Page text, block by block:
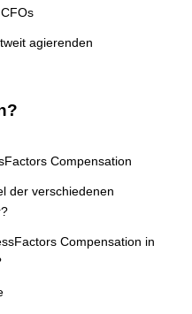
agierenden
Compensation
der verschiedenen
Compensation in